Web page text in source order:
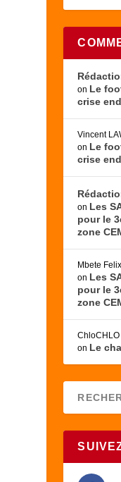
on Le
crise
Vincent
on Le
crise
on Les
pour le
zone
Mbete Felix
on Les
pour le
zone
ChloCHLO
on Le